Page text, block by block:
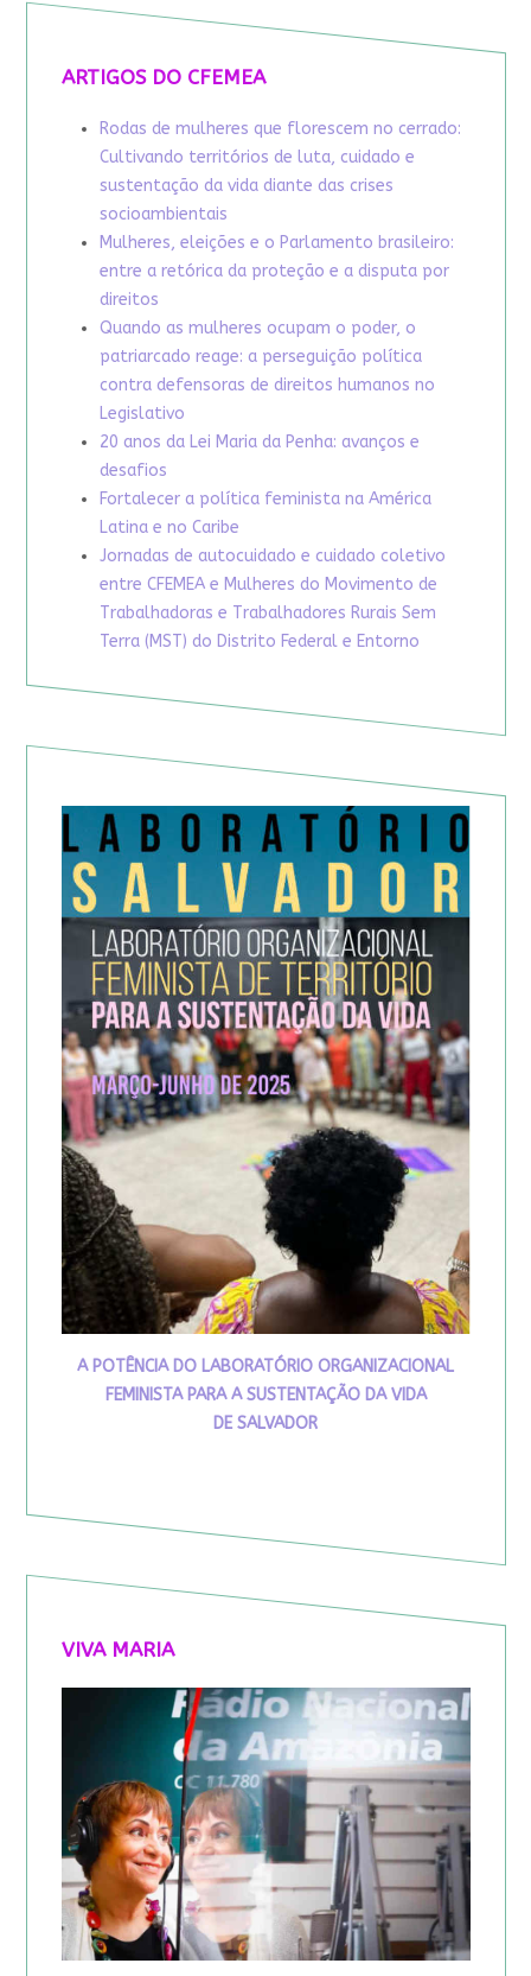
ARTIGOS DO CFEMEA
Rodas de mulheres que florescem no cerrado:
Cultivando territórios de luta, cuidado e
sustentação da vida diante das crises
socioambientais
Mulheres, eleições e o Parlamento brasileiro:
entre a retórica da proteção e a disputa por
direitos
Quando as mulheres ocupam o poder, o
patriarcado reage: a perseguição política
contra defensoras de direitos humanos no
Legislativo
20 anos da Lei Maria da Penha: avanços e
desafios
Fortalecer a política feminista na América
Latina e no Caribe
Jornadas de autocuidado e cuidado coletivo
entre CFEMEA e Mulheres do Movimento de
Trabalhadoras e Trabalhadores Rurais Sem
Terra (MST) do Distrito Federal e Entorno
A POTÊNCIA DO LABORATÓRIO ORGANIZACIONAL
FEMINISTA PARA A SUSTENTAÇÃO DA VIDA
DE SALVADOR
VIVA MARIA